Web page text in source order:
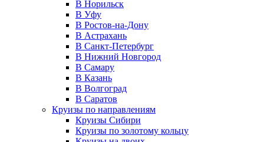
В Норильск
В Уфу
В Ростов-на-Дону
В Астрахань
В Санкт-Петербург
В Нижний Новгород
В Самару
В Казань
В Волгоград
В Саратов
Круизы по направлениям
Круизы Сибири
Круизы по золотому кольцу